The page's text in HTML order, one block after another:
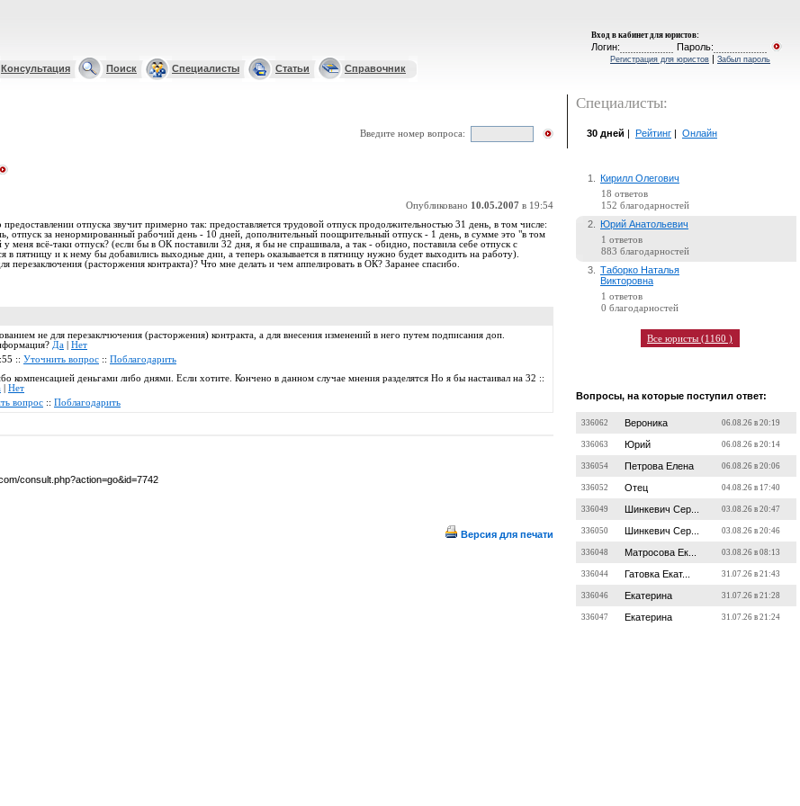
Вход в кабинет для юристов:
Логин: Пароль:
Регистрация для юристов | Забыл пароль
Консультация Поиск Специалисты Статьи Справочник
Введите номер вопроса:
Опубликовано 10.05.2007 в 19:54
отпуска звучит примерно так: предоставляется трудовой отпуск продолжительностью 31 день, в том числе:
отпуск за ненормированный рабочий день - 10 дней, дополнительный поощрительный отпуск - 1 день, в сумме это "в том
у меня всё-таки отпуск? (если бы в ОК поставили 32 дня, я бы не спрашивала, а так - обидно, поставила себе отпуск с
в пятницу и к нему бы добавились выходные дни, а теперь оказывается в пятницу нужно будет выходить на работу).
перезаключения (расторжения контракта)? Что мне делать и чем аппелировать в ОК? Заранее спасибо.
не для перезаклчючения (расторжения) контракта, а для внесения изменений в него путем подписания доп.
Да
Нет
:: Уточнить вопрос :: Поблагодарить
компенсацией деньгами либо днями. Если хотите. Кончено в данном случае мнения разделятся Но я бы настаивал на 32 ::
Нет
вопрос :: Поблагодарить
consult.php?action=go&id=7742
Версия для печати
Специалисты:
30 дней Рейтинг Онлайн
1. Кирилл Олегович
18 ответов
152 благодарностей
2. Юрий Анатольевич
1 ответов
883 благодарностей
3.
Таборко Наталья
Викторовна
1 ответов
0 благодарностей
Все юристы (1160 )
Вопросы, на которые поступил ответ:
336062 Вероника 06.08.26 в 20:19
336063 Юрий 06.08.26 в 20:14
336054 Петрова Елена 06.08.26 в 20:06
336052 Отец 04.08.26 в 17:40
336049 Шинкевич Сер... 03.08.26 в 20:47
336050 Шинкевич Сер... 03.08.26 в 20:46
336048 Матросова Ек... 03.08.26 в 08:13
336044 Гатовка Екат... 31.07.26 в 21:43
336046 Екатерина 31.07.26 в 21:28
336047 Екатерина 31.07.26 в 21:24